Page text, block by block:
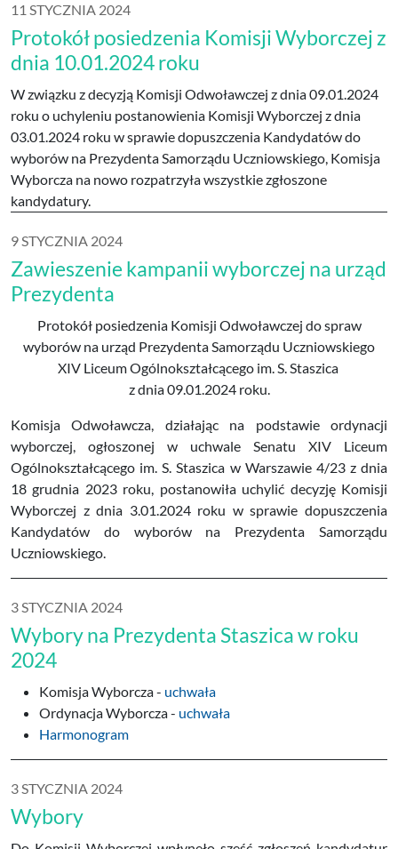
11 STYCZNIA 2024
Protokół posiedzenia Komisji Wyborczej z
dnia 10.01.2024 roku
W związku z decyzją Komisji Odwoławczej z dnia 09.01.2024
roku o uchyleniu postanowienia Komisji Wyborczej z dnia
03.01.2024 roku w sprawie dopuszczenia Kandydatów do
wyborów na Prezydenta Samorządu Uczniowskiego, Komisja
Wyborcza na nowo rozpatrzyła wszystkie zgłoszone
kandydatury.
9 STYCZNIA 2024
Zawieszenie kampanii wyborczej na urząd
Prezydenta
Protokół posiedzenia Komisji Odwoławczej do spraw
wyborów na urząd Prezydenta Samorządu Uczniowskiego
XIV Liceum Ogólnokształcącego im. S. Staszica
z dnia 09.01.2024 roku.
Komisja Odwoławcza, działając na podstawie ordynacji
wyborczej, ogłoszonej w uchwale Senatu XIV Liceum
Ogólnokształcącego im. S. Staszica w Warszawie 4/23 z dnia
18 grudnia 2023 roku, postanowiła uchylić decyzję Komisji
Wyborczej z dnia 3.01.2024 roku w sprawie dopuszczenia
Kandydatów do wyborów na Prezydenta Samorządu
Uczniowskiego.
3 STYCZNIA 2024
Wybory na Prezydenta Staszica w roku
2024
Komisja Wyborcza - uchwała
Ordynacja Wyborcza - uchwała
Harmonogram
3 STYCZNIA 2024
Wybory